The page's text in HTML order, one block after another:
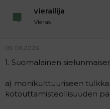
e
t
n
a
t
i
i
t
i
vierailija
Vieras
09.06.2026
1. Suomalainen
a) monikulttuuriseen
kotouttamisteollisuuden